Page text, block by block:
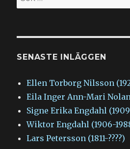
efter:
SENASTE INLÄGGEN
Ellen Torborg Nilsson
Eila Inger Ann-Mari
Signe Erika Engdahl
Wiktor Engdahl (1906-
Lars Petersson (1811-????)